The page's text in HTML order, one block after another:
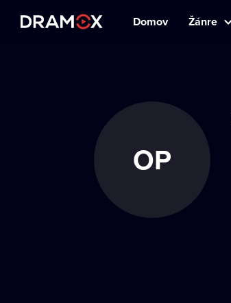
Domov Žánre
OP